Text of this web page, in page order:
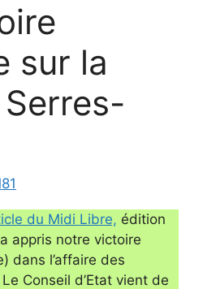
sur la
du Midi Libre, édition
appris notre victoire
dans l’affaire des
Conseil d’Etat vient de